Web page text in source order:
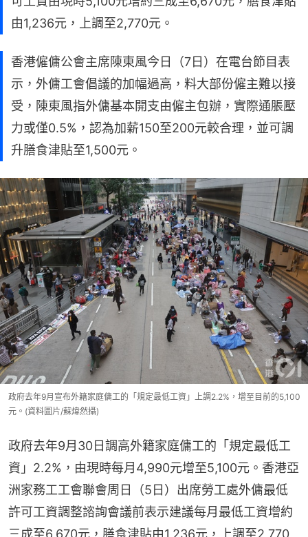
由1,236元，上調至2,770元。
香港僱傭公會主席陳東風今日（7日）在電台節目表
示，外傭工會倡議的加幅過高，料大部份僱主難以接
受，陳東風指外傭基本開支由僱主包辦，實際通脹壓
力或僅0.5%，認為加薪150至200元較合理，並可調
升膳食津貼至1,500元。
政府去年9月宣布外籍家庭傭工的「規定最低工資」上調2.2%，增至目前的5,100
元。(資料圖片/蘇煒然攝)
政府去年9月30日調高外籍家庭傭工的「規定最低工
資」2.2%，由現時每月4,990元增至5,100元。香港亞
洲家務工工會聯會周日（5日）出席勞工處外傭最低
許可工資調整諮詢會議前表示建議每月最低工資增約
三成至6,670元，膳食津貼由1,236元，上調至2,770